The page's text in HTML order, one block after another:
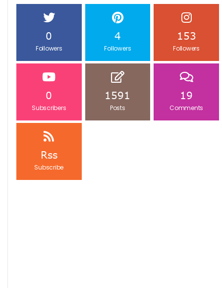
0
Followers
4
Followers
153
Followers
0
Subscribers
1591
Posts
19
Comments
Rss
Subscribe